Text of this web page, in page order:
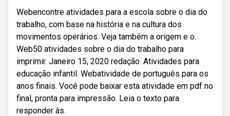
Webencontre atividades para a escola sobre o dia do
trabalho, com base na história e na cultura dos
movimentos operários. Veja também a origem e o.
Web50 atividades sobre o dia do trabalho para
imprimir. Janeiro 15, 2020 redação. Atividades para
educação infantil. Webatividade de português para os
anos finais. Você pode baixar esta atividade em pdf no
final, pronta para impressão. Leia o texto para
responder às.